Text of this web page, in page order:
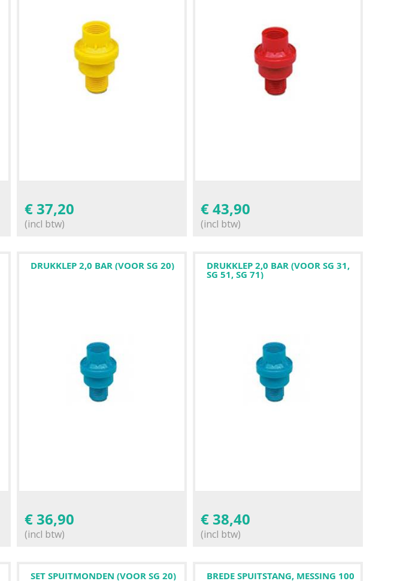
€ 37,20
(incl btw)
€43,90
(incl btw)
DRUKKLEP 2,0 BAR (VOOR SG 20)
€ 36,90
(incl btw)
DRUKKLEP 2,0 BAR (VOOR SG 31,
SG 51, SG 71)
€ 38,40
(incl btw)
SET SPUITMONDEN (VOOR SG 20) BREDE SPUITSTANG, MESSING 100